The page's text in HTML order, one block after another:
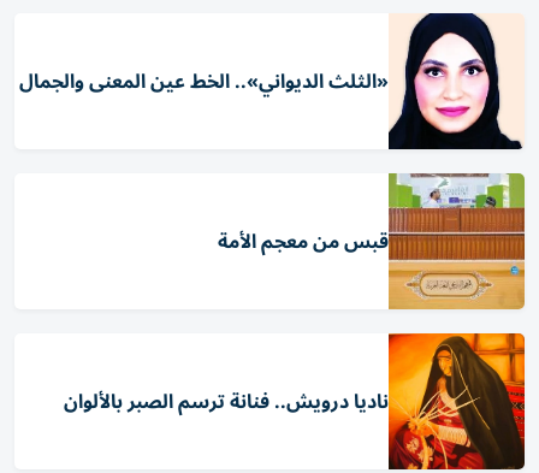
«الثلث الديواني».. الخط عين المعنى والجمال
قبس من معجم الأمة
ناديا درويش.. فنانة ترسم الصبر بالألوان